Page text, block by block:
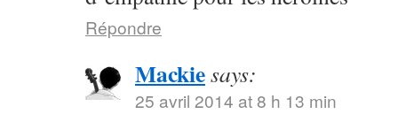
Répondre
Mackiesays:
25 avril 2014 at 8 h 13 min